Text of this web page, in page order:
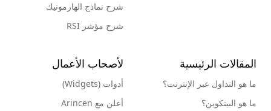
شرح نماذج الهارمونيك
شرح مؤشر RSI
المقالات الرئيسية
ما هو التداول عبر الإنترنت؟
ما هو البيتكوين؟
لأصحاب الأعمال
أدوات (Widgets)
أعلن مع Arincen